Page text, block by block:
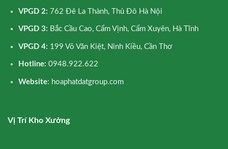
VPGD 2: 762 Đê La Thành, Thủ Đô Hà Nội
VPGD 3: Bắc Cầu Cao, Cẩm Vịnh, Cẩm Xuyên, Hà Tĩnh
VPGD 4: 199 Võ Văn Kiệt, Ninh Kiều, Cần Thơ
Hotline: 0948.922.622
Website: hoaphatdatgroup.com
Vị Trí Kho Xưởng